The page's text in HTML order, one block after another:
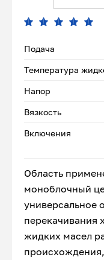
Подача
Температура
Напор
Вязкость
Включения
Область
моноблочный
универсальное
перекачивания
жидких масел